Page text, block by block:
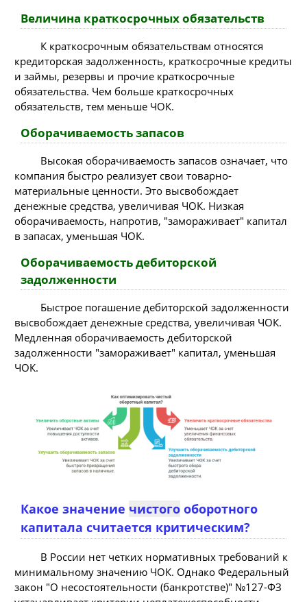
Величина краткосрочных обязательств
К краткосрочным обязательствам относятся
кредиторская задолженность, краткосрочные кредиты
и займы, резервы и прочие краткосрочные
обязательства. Чем больше краткосрочных
обязательств, тем меньше ЧОК.
Оборачиваемость запасов
Высокая оборачиваемость запасов означает, что
компания быстро реализует свои товарно-
материальные ценности. Это высвобождает
денежные средства, увеличивая ЧОК. Низкая
оборачиваемость, напротив, "замораживает" капитал
в запасах, уменьшая ЧОК.
Оборачиваемость дебиторской
задолженности
Быстрое погашение дебиторской задолженности
высвобождает денежные средства, увеличивая ЧОК.
Медленная оборачиваемость дебиторской
задолженности "замораживает" капитал, уменьшая
ЧОК.
Какое значение чистого оборотного
капитала считается критическим?
В России нет четких нормативных требований к
минимальному значению ЧОК. Однако Федеральный
закон "О несостоятельности (банкротстве)" №127-ФЗ